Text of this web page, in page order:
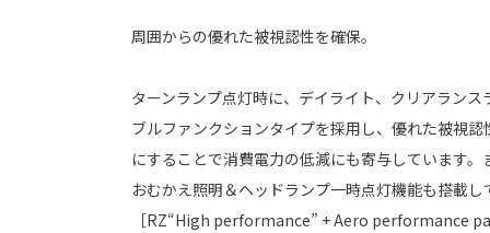
周囲からの優れた被視認性を確保。
ターンランプ点灯時に、デイライト、クリアラン
ブルファンクションタイプを採用し、優れた被視
にすることで消費電力の低減にも寄与しています
おむかえ照明＆ヘッドランプ一時点灯機能も搭載し
［RZ“High performance” + Aero performance